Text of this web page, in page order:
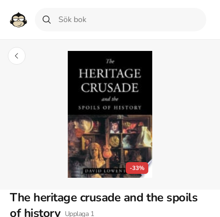
-33%
The heritage crusade and the spoils
of history Upplaga 1